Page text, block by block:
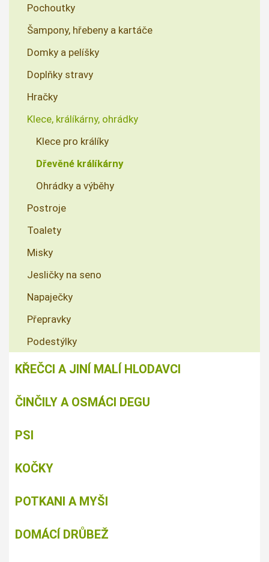
Pochoutky
Šampony, hřebeny a kartáče
Domky a pelíšky
Doplňky stravy
Hračky
Klece, králíkárny, ohrádky
Klece pro králíky
Dřevěné králíkárny
Ohrádky a výběhy
Postroje
Toalety
Misky
Jesličky na seno
Napaječky
Přepravky
Podestýlky
KŘEČCI A JINÍ MALÍ HLODAVCI
ČINČILY A OSMÁCI DEGU
PSI
KOČKY
POTKANI A MYŠI
DOMÁCÍ DRŮBEŽ